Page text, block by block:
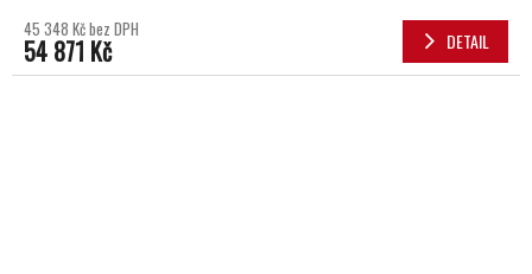
45 348 Kč bez DPH
54 871 Kč DETAIL